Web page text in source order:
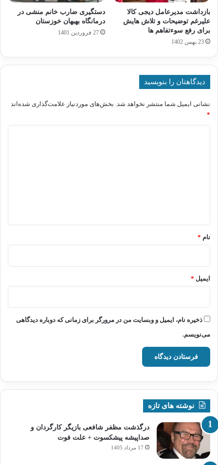
بازداشت مدیرعامل دیجی کالا
علیرغم توضیحات و تلاش هایش
برای رفع سوءتفاهم ها
23 بهمن 1402
دستگیری ضارب خانم منشی در
درمانگاه بهبهان خوزستان
27 فروردین 1401
دیدگاهتان را بنویسید
نشانی ایمیل شما منتشر نخواهد شد. بخش‌های موردنیاز علامت‌گذاری شده‌اند
*
نام *
ایمیل *
ذخیره نام، ایمیل و وبسایت من در مرورگر برای زمانی که دوباره دیدگاهی
می‌نویسم.
نوشته های تازه
درگذشت مظفر شافعی بازیگر کارگردان و
صداپیشه پیشکسوت + علت فوت
17 مرداد 1405